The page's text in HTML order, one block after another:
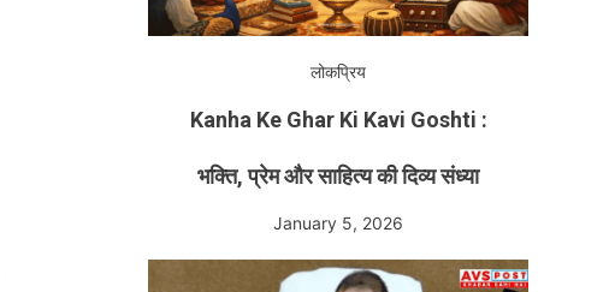
लोकप्रिय
Kanha Ke Ghar Ki Kavi Goshti :
भक्ति, प्रेम और साहित्य की दिव्य संध्या
January 5, 2026